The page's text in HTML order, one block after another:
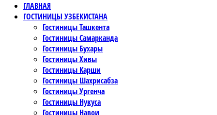
ГЛАВНАЯ
ГОСТИНИЦЫ УЗБЕКИСТАНА
Гостиницы Ташкента
Гостиницы Самарканда
Гостиницы Бухары
Гостиницы Хивы
Гостиницы Карши
Гостиницы Шахрисабза
Гостиницы Ургенча
Гостиницы Нукуса
Гостиницы Навои